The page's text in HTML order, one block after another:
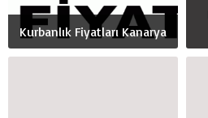
Kurbanlık Fiyatları Kanarya